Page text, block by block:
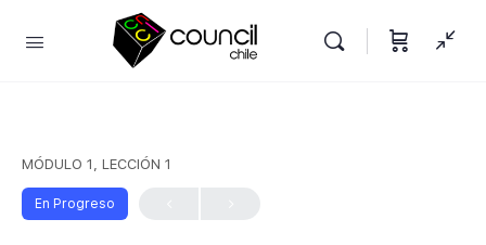
MÓDULO 1, LECCIÓN 1
En Progreso